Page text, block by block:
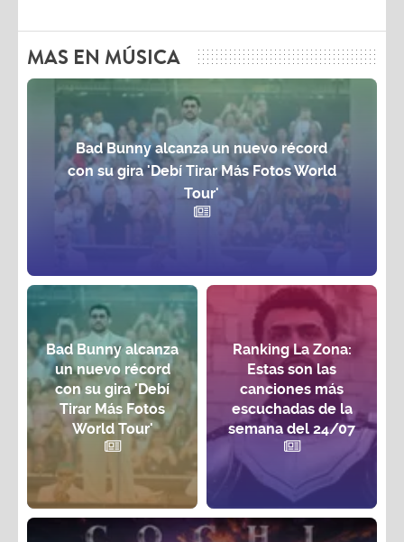
MAS EN MÚSICA
Bad Bunny alcanza un nuevo récord
con su gira 'Debí Tirar Más Fotos World
Tour'
Bad Bunny alcanza
un nuevo récord
con su gira 'Debí
Tirar Más Fotos
World Tour'
Ranking La Zona:
Estas son las
canciones más
escuchadas de la
semana del 24/07